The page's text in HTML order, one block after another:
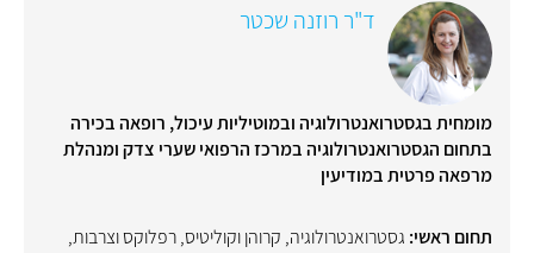
ד"ר רוזנה שכטר
מומחית בגסטרואנטרולוגיה ובמוטיליות עיכול, רופאה בכירה
בתחום הגסטרואנטרולוגיה במרכז הרפואי שערי צדק ומנהלת
מרפאה פרטית במודיעין
תחום ראשי: גסטרואנטרולוגיה, קרוהן וקוליטיס,רפלוקס וצרבות,